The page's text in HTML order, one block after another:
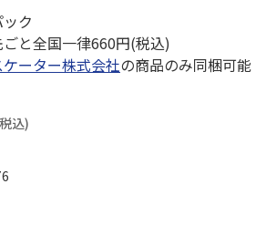
ク
と全国一律660円(税込)
ケーター株式会社の商品のみ同梱可能
込)